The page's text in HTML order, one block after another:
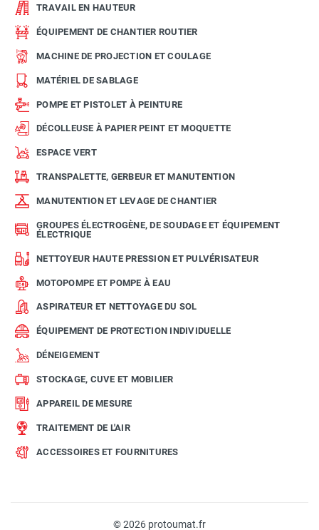
TRAVAIL EN HAUTEUR
ÉQUIPEMENT DE CHANTIER ROUTIER
MACHINE DE PROJECTION ET COULAGE
MATÉRIEL DE SABLAGE
POMPE ET PISTOLET À PEINTURE
DÉCOLLEUSE À PAPIER PEINT ET MOQUETTE
ESPACE VERT
TRANSPALETTE, GERBEUR ET MANUTENTION
MANUTENTION ET LEVAGE DE CHANTIER
GROUPES ÉLECTROGÈNE, DE SOUDAGE ET ÉQUIPEMENT
ÉLECTRIQUE
NETTOYEUR HAUTE PRESSION ET PULVÉRISATEUR
MOTOPOMPE ET POMPE À EAU
ASPIRATEUR ET NETTOYAGE DU SOL
ÉQUIPEMENT DE PROTECTION INDIVIDUELLE
DÉNEIGEMENT
STOCKAGE, CUVE ET MOBILIER
APPAREIL DE MESURE
TRAITEMENT DE L'AIR
ACCESSOIRES ET FOURNITURES
© 2026 protoumat.fr